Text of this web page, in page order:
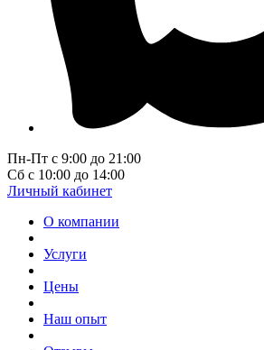
Пн-Пт с 9:00 до 21:00
Сб с 10:00 до 14:00
Личный кабинет
О компании
Услуги
Цены
Наш опыт